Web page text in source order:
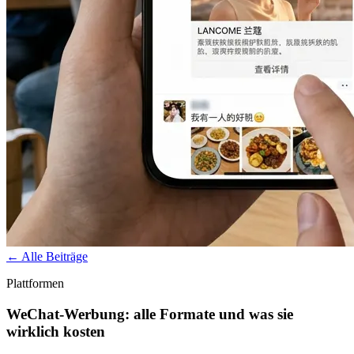
← Alle Beiträge
Plattformen
WeChat-Werbung: alle Formate und was sie
wirklich kosten